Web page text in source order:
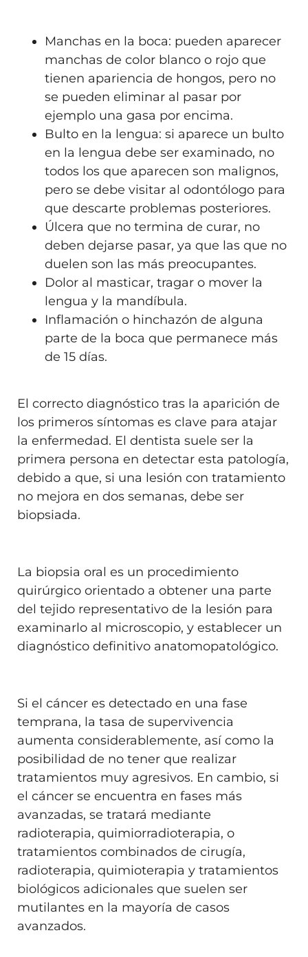
Manchas en la boca: pueden aparecer
manchas de color blanco o rojo que
tienen apariencia de hongos, pero no
se pueden eliminar al pasar por
ejemplo una gasa por encima.
Bulto en la lengua: si aparece un bulto
en la lengua debe ser examinado, no
todos los que aparecen son malignos,
pero se debe visitar al odontólogo para
que descarte problemas posteriores.
Úlcera que no termina de curar, no
deben dejarse pasar, ya que las que no
duelen son las más preocupantes.
Dolor al masticar, tragar o mover la
lengua y la mandíbula.
Inflamación o hinchazón de alguna
parte de la boca que permanece más
de 15 días.
El correcto diagnóstico tras la aparición de
los primeros síntomas es clave para atajar
la enfermedad. El dentista suele ser la
primera persona en detectar esta patología,
debido a que, si una lesión con tratamiento
no mejora en dos semanas, debe ser
biopsiada.
La biopsia oral es un procedimiento
quirúrgico orientado a obtener una parte
del tejido representativo de la lesión para
examinarlo al microscopio, y establecer un
diagnóstico definitivo anatomopatológico.
Si el cáncer es detectado en una fase
temprana, la tasa de supervivencia
aumenta considerablemente, así como la
posibilidad de no tener que realizar
tratamientos muy agresivos. En cambio, si
el cáncer se encuentra en fases más
avanzadas, se tratará mediante
radioterapia, quimiorradioterapia, o
tratamientos combinados de cirugía,
radioterapia, quimioterapia y tratamientos
biológicos adicionales que suelen ser
mutilantes en la mayoría de casos
avanzados.